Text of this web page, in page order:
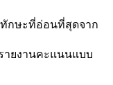
ทักษะที่อ่อนที่สุดจาก
ายงานคะแนนแบบ